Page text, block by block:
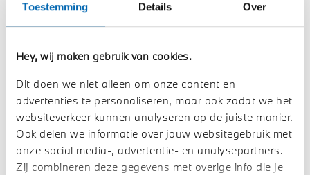
Toestemming Details Over
Hey, wij maken gebruik van cookies.
Dit doen we niet alleen om onze content en
advertenties te personaliseren, maar ook zodat we het
websiteverkeer kunnen analyseren op de juiste manier.
Ook delen we informatie over jouw websitegebruik met
onze social media-, advertentie- en analysepartners.
Zij combineren deze gegevens met overige info die je